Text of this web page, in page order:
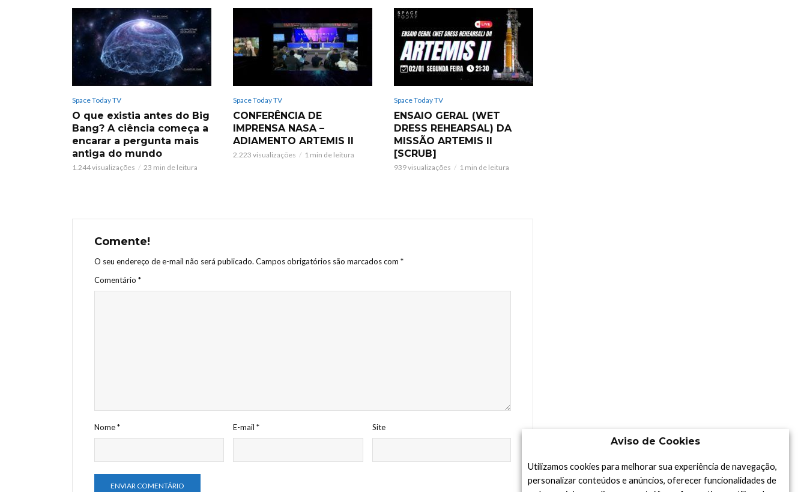
Space Today TV
O que existia antes do Big
Bang? A ciência começa a
encarar a pergunta mais
antiga do mundo
1.244 visualizações 23 min de leitura
Space Today TV
CONFERÊNCIA DE
IMPRENSA NASA –
ADIAMENTO ARTEMIS II
2.223 visualizações 1 min de leitura
Space Today TV
ENSAIO GERAL (WET
DRESS REHEARSAL) DA
MISSÃO ARTEMIS II
[SCRUB]
939 visualizações 1 min de leitura
Comente!
O seu endereço de e-mail não será publicado. Campos obrigatórios são marcados com *
Comentário *
Nome* E-mail* Site
Aviso de Cookies
Utilizamos cookies para melhorar sua experiência de navegação,
personalizar conteúdos e anúncios, oferecer funcionalidades de